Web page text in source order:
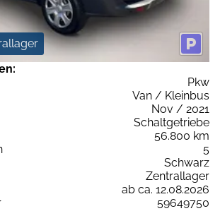
Pkw
Van / Kleinbus
Nov / 2021
Schaltgetriebe
56.800 km
5
Schwarz
Zentrallager
ab ca. 12.08.2026
59649750